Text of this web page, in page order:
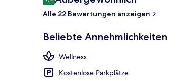
9,4 von 10.
Alle 22 Bewertungen anzeigen
Beliebte Annehmlichkeiten
Wellness
Kostenlose Parkplätze